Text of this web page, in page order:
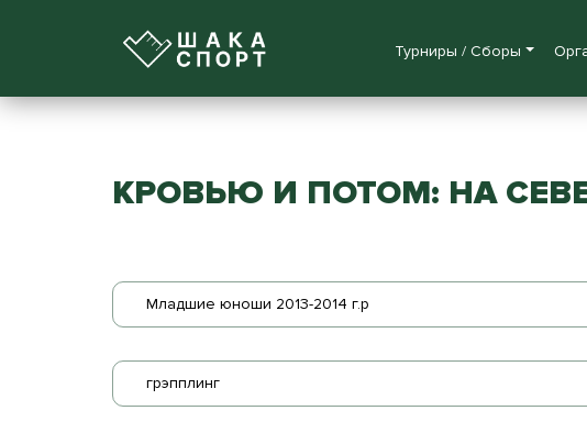
Турниры / Сборы
КРОВЬЮ И ПОТОМ: НА
Младшие юноши 2013-2014 г.р
грэпплинг